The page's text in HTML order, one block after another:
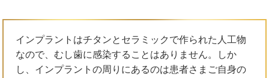
インプラントはチタンとセラミックで作られた人工物
なので、むし歯に感染することはありません。しか
し、インプラントの周りにあるのは患者さまご自身の